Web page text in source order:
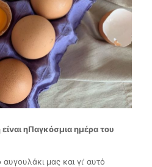
ηΠαγκόσμια ημέρα του
μας και γι’ αυτό